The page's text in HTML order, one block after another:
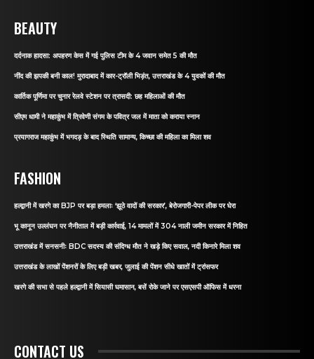
BEAUTY
दर्दनाक हादसा: अपहरण केस में गई पुलिस टीम के 4 जवान समेत 5 की मौत
नींद की झपकी बनी काल! मुरादाबाद में कार-ट्रॉली भिड़ंत, उत्तराखंड के 4 युवकों की मौत
कार्तिक पूर्णिमा पर चुनार रेलवे स्टेशन पर त्रासदी: छह महिलाओं की मौत
सीएम धामी ने महाकुंभ में त्रिवेणी संगम के पवित्र जल में माता को कराया स्नान
प्रयागराज महाकुंभ में भगदड़ के बाद स्थिति सामान्य, किच्छा की महिला का मिला शव
FASHION
हल्द्वानी में खरगे का BJP पर बड़ा हमलाः ‘झूठे वादों की सरकार’, बेरोजगारी-पेपर लीक पर घेरा
भू कानून उल्लंघन पर नैनीताल में बड़ी कार्रवाई, 14 मामलों में 304 नाली जमीन सरकार में निहित
उत्तराखंड में सनसनीः BDC सदस्य की संदिग्ध मौत ने खड़े किए सवाल, नदी किनारे मिला शव
उत्तराखंड के लाखों पेंशनरों के लिए बड़ी खबर, जुलाई की पेंशन सीधे खातों में ट्रांसफर
खरगे की सभा से पहले हल्द्वानी में सियासी घमासान, बसें रोके जाने पर एसएसपी ऑफिस में धरना
CONTACT US